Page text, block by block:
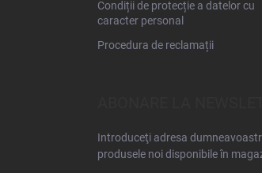
Condiții de protecție a datelor cu
caracter personal
Procedura de reclamații
Introduceţi adresa
produsele noi disponibile în